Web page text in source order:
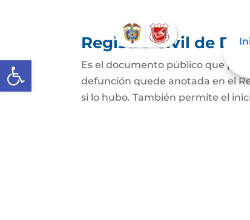
Abrir barra de herramientas
Registro Civil de
Es el documento público que
defunción quede anotada en el
si lo hubo. También permite el